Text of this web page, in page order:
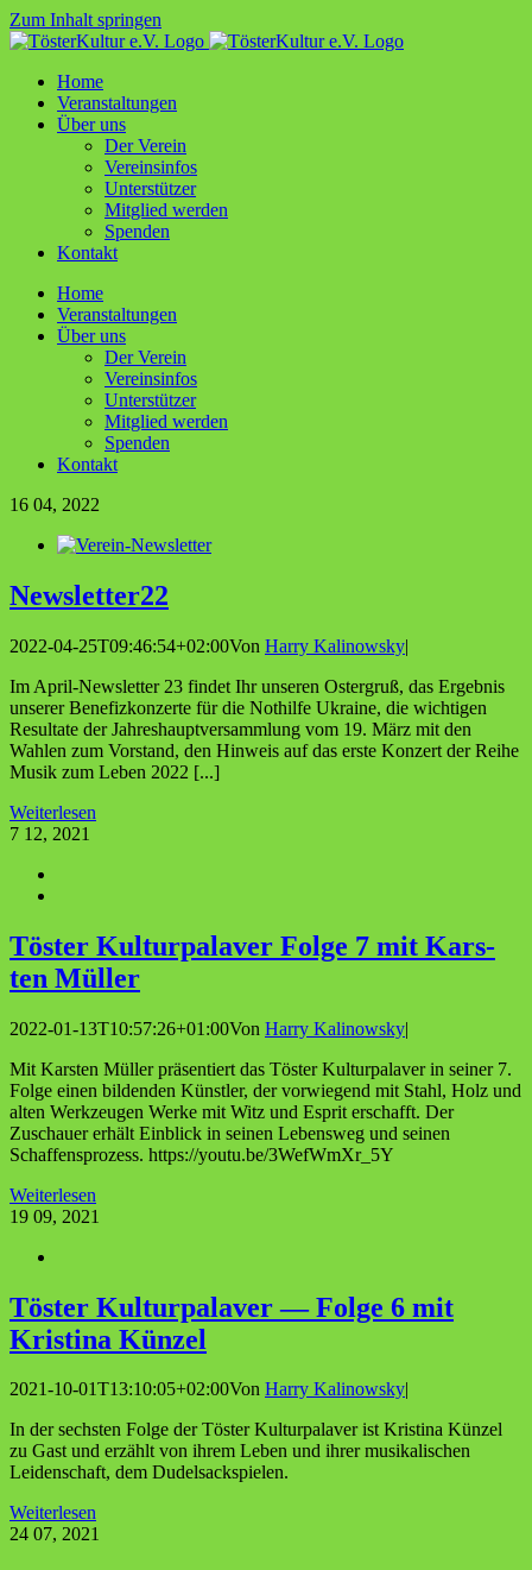
Zum Inhalt springen
Home
Ver­an­stal­tun­gen
Über uns
Der Ver­ein
Ver­ein­sin­fos
Unter­stüt­zer
Mit­glied werden
Spen­den
Kon­takt
Home
Ver­an­stal­tun­gen
Über uns
Der Ver­ein
Ver­ein­sin­fos
Unter­stüt­zer
Mit­glied werden
Spen­den
Kon­takt
16 04, 2022
Newsletter22
2022-04-25T09:46:54+02:00Von Harry Kalinowsky|
Im April-Newsletter 23 findet Ihr unseren Ostergruß, das Ergebnis
unserer Benefizkonzerte für die Nothilfe Ukraine, die wichtigen
Resultate der Jahreshauptversammlung vom 19. März mit den
Wahlen zum Vorstand, den Hinweis auf das erste Konzert der Reihe
Musik zum Leben 2022 [...]
Weiterlesen
7 12, 2021
Tös­ter Kul­tur­pa­la­ver Fol­ge 7 mit Kars­
ten Müller
2022-01-13T10:57:26+01:00Von Harry Kalinowsky|
Mit Karsten Müller präsentiert das Töster Kulturpalaver in seiner 7.
Folge einen bildenden Künstler, der vorwiegend mit Stahl, Holz und
alten Werkzeugen Werke mit Witz und Esprit erschafft. Der
Zuschauer erhält Einblick in seinen Lebensweg und seinen
Schaffensprozess. https://youtu.be/3WefWmXr_5Y
Weiterlesen
19 09, 2021
Tös­ter Kul­tur­pa­la­ver — Fol­ge 6 mit
Kris­ti­na Künzel
2021-10-01T13:10:05+02:00Von Harry Kalinowsky|
In der sechsten Folge der Töster Kulturpalaver ist Kristina Künzel
zu Gast und erzählt von ihrem Leben und ihrer musikalischen
Leidenschaft, dem Dudelsackspielen.
Weiterlesen
24 07, 2021